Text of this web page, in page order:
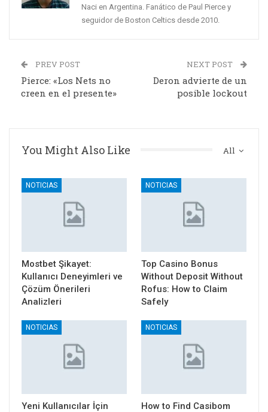
Naci en Argentina. Fanático de Paul Pierce y
seguidor de Boston Celtics desde 2010.
PREV POST
Pierce: «Los Nets no
creen en el presente»
NEXT POST
Deron advierte de un
posible lockout
All
You Might Also Like
NOTICIAS
Mostbet Şikayet:
Kullanıcı Deneyimleri ve
Çözüm Önerileri
Analizleri
NOTICIAS
Top Casino Bonus
Without Deposit Without
Rofus: How to Claim
Safely
NOTICIAS
Yeni Kullanıcılar İçin
NOTICIAS
How to Find Casibom